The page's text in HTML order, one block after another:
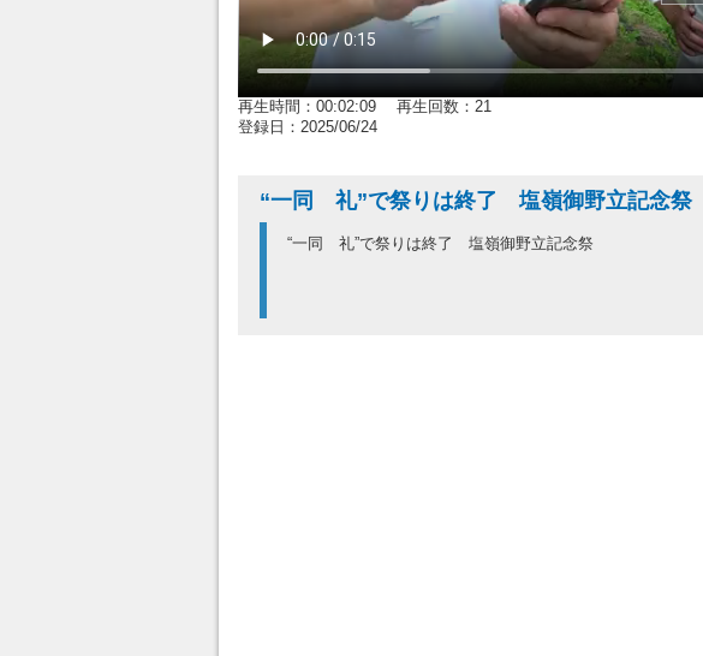
再生時間：00:02:09 再生回数：21
登録日：2025/06/24
“一同 礼”で祭りは終了 塩嶺御野立記念祭
“一同 礼”で祭りは終了 塩嶺御野立記念祭